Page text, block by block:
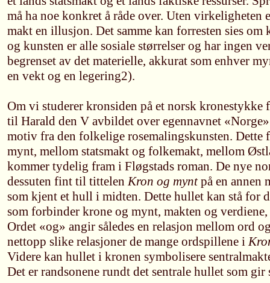
må ha noe konkret å råde over. Uten virkeligheten
makt en illusjon. Det samme kan forresten sies om
og kunsten er alle sosiale størrelser og har ingen
begrenset av det materielle, akkurat som enhver
en vekt og en legering2).
Om vi studerer kronsiden på et norsk kronestykke
til Harald den V avbildet over egennavnet
motiv fra den folkelige rosemalingskunsten.
mynt, mellom statsmakt og folkemakt, mellom
kommer tydelig fram i Fløgstads roman. De nye
dessuten fint til tittelenKron og myntpå en annen
som kjent et hull i midten. Dette hullet kan stå for
som forbinder krone og mynt, makten og
Ordet «og» angir således en relasjon mellom ord
nettopp slike relasjoner de mange ordspillene i
Videre kan hullet i kronen symbolisere
Det er randsonene rundt det sentrale hullet som